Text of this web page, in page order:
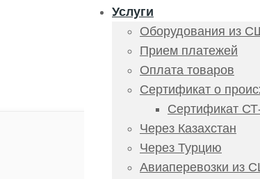
Услуги
Оборудования из
Прием платежей
Оплата товаров
Сертификат о
Сертификат
Через Казахстан
Через Турцию
Авиаперевозки из